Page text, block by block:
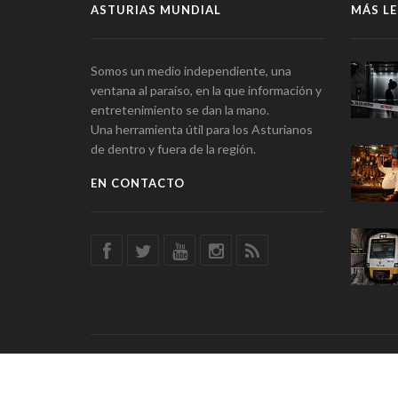
ASTURIAS MUNDIAL
Somos un medio independiente, una
ventana al paraíso, en la que información y
entretenimiento se dan la mano.
Una herramienta útil para los Asturianos
de dentro y fuera de la región.
EN CONTACTO
MÁS